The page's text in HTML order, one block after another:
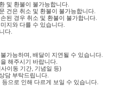
및 환불이 불가능합니다.
건은 취소 및 환불이 불가능합니다.
된 경우 취소 및 환불이 불가합니다.
지와 다를 수 있습니다.
다.
가능하며, 배달이 지연될 수 있습니다.
해주시기 바랍니다.
이동 기간, 기념일 등)
담 부탁드립니다.
으로 인해 다르게 보일 수 있습니다.